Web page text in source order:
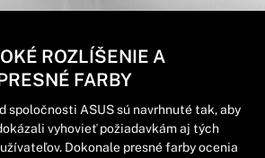
ROZLÍŠENIE A
FARBY
spoločnosti ASUS sú navrhnuté tak, aby
vyhovieť požiadavkám aj tých
Dokonale presné farby ocenia